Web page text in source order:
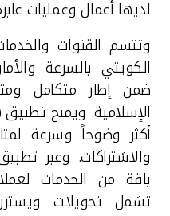
لديها أعمال وعمليات
وتتسم القنوات
الكويتي بالسرعة
ضمن إطار متكامل
الإسلامية. ويمنح تطبيق
أكثر وضوحاً وسرعة
والاشتراكات. وعبر
باقة من الخدمات
تشمل تحويلات